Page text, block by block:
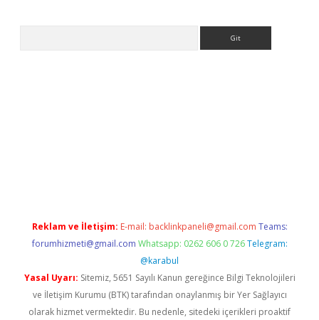
Reklam ve İletişim: E-mail: backlinkpaneli@gmail.com Teams:
forumhizmeti@gmail.com Whatsapp: 0262 606 0 726 Telegram:
@karabul
Yasal Uyarı: Sitemiz, 5651 Sayılı Kanun gereğince Bilgi Teknolojileri
ve İletişim Kurumu (BTK) tarafından onaylanmış bir Yer Sağlayıcı
olarak hizmet vermektedir. Bu nedenle, sitedeki içerikleri proaktif